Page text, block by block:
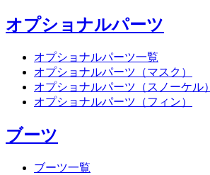
オプショナルパーツ
オプショナルパーツ一覧
オプショナルパーツ（マスク）
オプショナルパーツ（スノーケル）
オプショナルパーツ（フィン）
ブーツ
ブーツ一覧